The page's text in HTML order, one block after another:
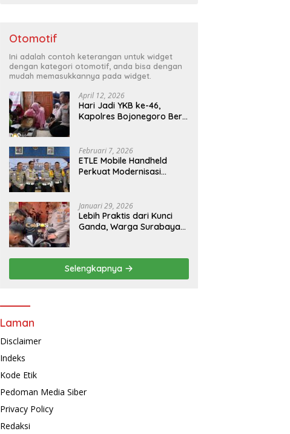
Otomotif
Ini adalah contoh keterangan untuk widget
dengan kategori otomotif, anda bisa dengan
mudah memasukkannya pada widget.
April 12, 2026
Hari Jadi YKB ke-46,
Kapolres Bojonegoro Beri
Februari 7, 2026
ETLE Mobile Handheld
Perkuat Modernisasi
Januari 29, 2026
Lebih Praktis dari Kunci
Ganda, Warga Surabaya
Polrestabes Surabaya
Selengkapnya
Laman
Disclaimer
Indeks
Kode Etik
Pedoman Media Siber
Privacy Policy
Redaksi